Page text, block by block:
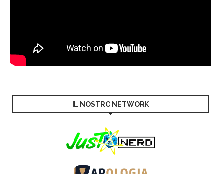
IL NOSTRO NETWORK